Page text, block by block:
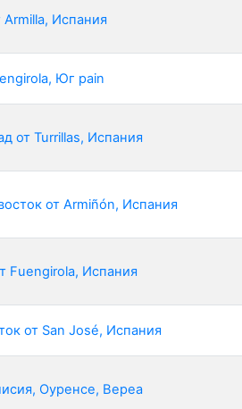
Испания
Юг pain
от Turrillas, Испания
от Armiñón, Испания
Fuengirola, Испания
от San José, Испания
Оуренсе, Вереа